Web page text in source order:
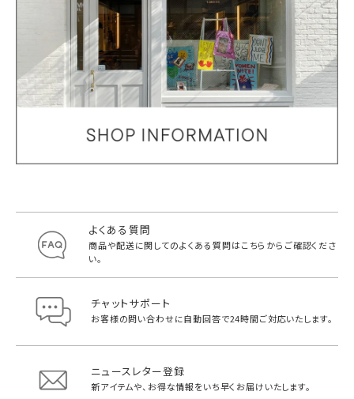
よくある質問
商品や配送に関してのよくある質問はこちらからご確認くださ
い。
チャットサポート
お客様の問い合わせに自動回答で24時間ご対応いたします。
ニュースレター登録
新アイテムや、お得な情報をいち早く お届けいたします。